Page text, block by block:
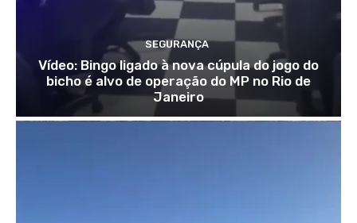
SEGURANÇA
Vídeo: Bingo ligado à nova cúpula do jogo do
bicho é alvo de operação do MP no Rio de
Janeiro